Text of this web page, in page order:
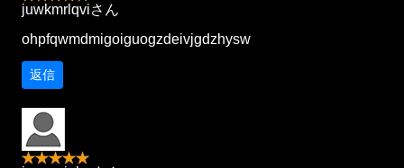
juwkmrlqviさん
ohpfqwmdmigoiguogzdeivjgdzhysw
返信